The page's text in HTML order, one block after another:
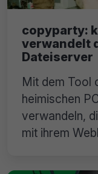
copyparty:
verwandelt
Dateiserver
Mit dem Tool
heimischen
verwandeln,
mit ihrem